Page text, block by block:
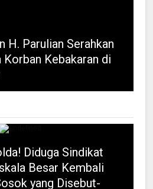
H. Parulian Serahkan
Korban Kebakaran di
Diduga Sindikat
Besar Kembali
yang Disebut-